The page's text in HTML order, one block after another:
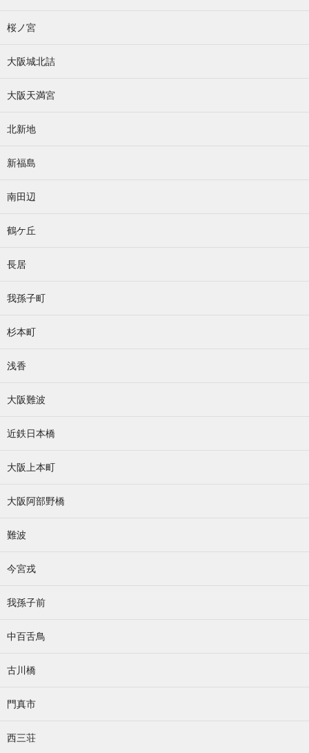
桜ノ宮
大阪城北詰
大阪天満宮
北新地
新福島
南田辺
鶴ケ丘
長居
我孫子町
杉本町
浅香
大阪難波
近鉄日本橋
大阪上本町
大阪阿部野橋
難波
今宮戎
我孫子前
中百舌鳥
古川橋
門真市
西三荘